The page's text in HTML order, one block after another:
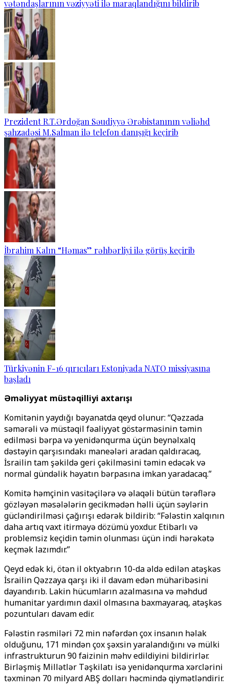
vətəndaşlarının vəziyyəti ilə maraqlandığını bildirib
Prezident R.T.Ərdoğan Səudiyyə Ərəbistanının vəliəhd
şahzadəsi M.Salman ilə telefon danışığı keçirib
İbrahim Kalın “Həmas” rəhbərliyi ilə görüş keçirib
Türkiyənin F-16 qırıcıları Estoniyada NATO missiyasına
başladı
Əməliyyat müstəqilliyi axtarışı
Komitənin yaydığı bəyanatda qeyd olunur: “Qəzzada
səmərəli və müstəqil fəaliyyət göstərməsinin təmin
edilməsi bərpa və yenidənqurma üçün beynəlxalq
dəstəyin qarşısındakı maneələri aradan qaldıracaq,
İsrailin tam şəkildə geri çəkilməsini təmin edəcək və
normal gündəlik həyatın bərpasına imkan yaradacaq.”
Komitə həmçinin vasitəçilərə və əlaqəli bütün tərəflərə
gözləyən məsələlərin gecikmədən həlli üçün səylərin
gücləndirilməsi çağırışı edərək bildirib: “Fələstin xalqının
daha artıq vaxt itirməyə dözümü yoxdur. Etibarlı və
problemsiz keçidin təmin olunması üçün indi hərəkətə
keçmək lazımdır.”
Qeyd edək ki, ötən il oktyabrın 10-da əldə edilən atəşkəs
İsrailin Qəzzaya qarşı iki il davam edən müharibəsini
dayandırıb. Lakin hücumların azalmasına və məhdud
humanitar yardımın daxil olmasına baxmayaraq, atəşkəs
pozuntuları davam edir.
Fələstin rəsmiləri 72 min nəfərdən çox insanın həlak
olduğunu, 171 mindən çox şəxsin yaralandığını və mülki
infrastrukturun 90 faizinin məhv edildiyini bildirirlər.
Birləşmiş Millətlər Təşkilatı isə yenidənqurma xərclərini
təxminən 70 milyard ABŞ dolları həcmində qiymətləndirir.